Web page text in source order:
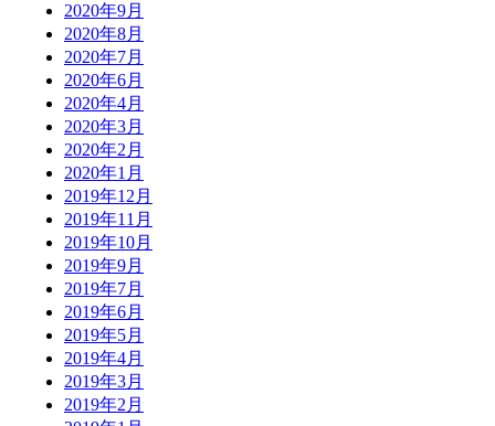
2020年9月
2020年8月
2020年7月
2020年6月
2020年4月
2020年3月
2020年2月
2020年1月
2019年12月
2019年11月
2019年10月
2019年9月
2019年7月
2019年6月
2019年5月
2019年4月
2019年3月
2019年2月